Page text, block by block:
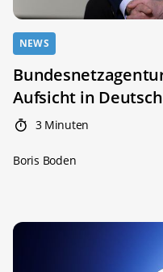
NEWS
Aufsicht in
3 Minuten
Boris Boden